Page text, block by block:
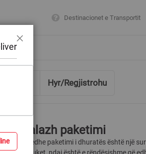
Destinacionet e Transportit
Hyr/Regjistrohu
Ambalazh paketimi
E dini që edhe paketimi i dhuratës është një